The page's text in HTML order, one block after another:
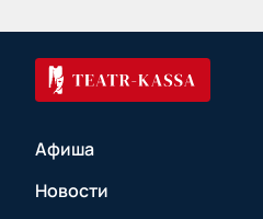
Афиша
Новости